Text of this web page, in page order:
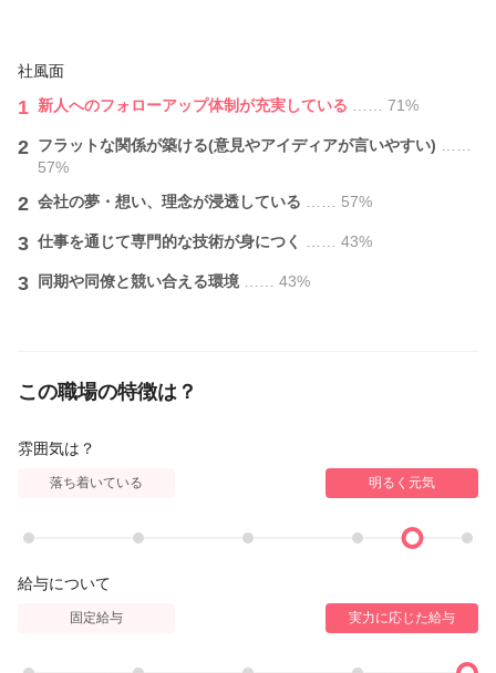
社風面
1 新人へのフォローアップ体制が充実している …… 71%
2 フラットな関係が築ける(意見やアイディアが言いやすい)
57%
2 会社の夢・想い、理念が浸透している …… 57%
3 仕事を通じて専門的な技術が身につく …… 43%
3 同期や同僚と競い合える環境 …… 43%
この職場の特徴は？
雰囲気は？
落ち着いている 明るく元気
給与について
固定給与 実力に応じた給与